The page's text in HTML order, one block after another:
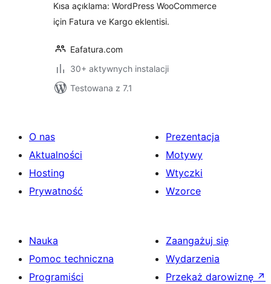
Kısa açıklama: WordPress WooCommerce
için Fatura ve Kargo eklentisi.
Eafatura.com
30+ aktywnych instalacji
Testowana z 7.1
O nas
Aktualności
Hosting
Prywatność
Prezentacja
Motywy
Wtyczki
Wzorce
Nauka
Pomoc techniczna
Programiści
Zaangażuj się
Wydarzenia
Przekaż darowiznę ↗